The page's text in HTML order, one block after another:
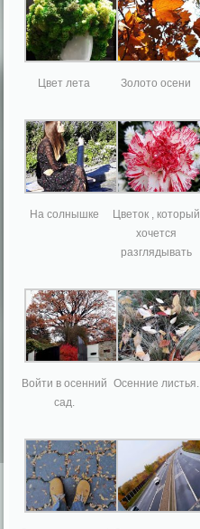
Цвет лета Золото осени
На солнышке
Цветок , который
хочется
разглядывать
Войти в осенний
сад.
Осенние листья.